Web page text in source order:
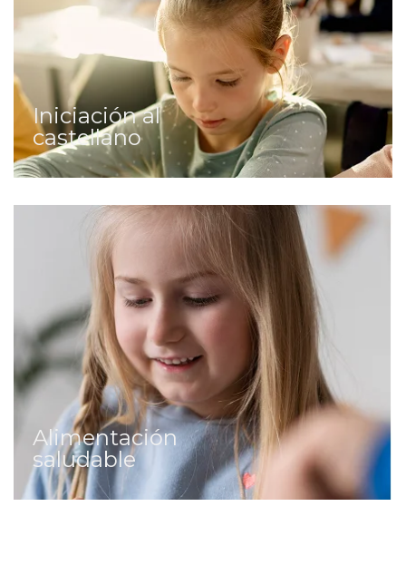
Iniciación al
castellano
Alimentación
saludable